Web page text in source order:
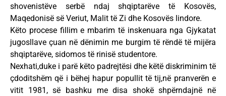
shovenistëve serbë ndaj shqiptarëve të Kosovës,
Maqedonisë së Veriut, Malit të Zi dhe Kosovës lindore.
Këto procese fillim e mbarim të inskenuara nga Gjykatat
jugosllave çuan në dënimin me burgim të rëndë të mijëra
shqiptarëve, sidomos të rinisë studentore.
Nexhati,duke i parë këto padrejtësi dhe këtë diskriminim të
çdoditshëm që i bëhej hapur popullit të tij,në pranverën e
vitit 1981, së bashku me disa shokë shpërndajnë në